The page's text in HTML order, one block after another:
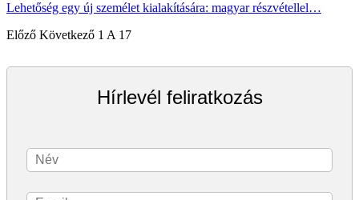
Lehetőség egy új személet kialakítására: magyar részvétellel…
Előző Következő 1 A 17
Hírlevél feliratkozás